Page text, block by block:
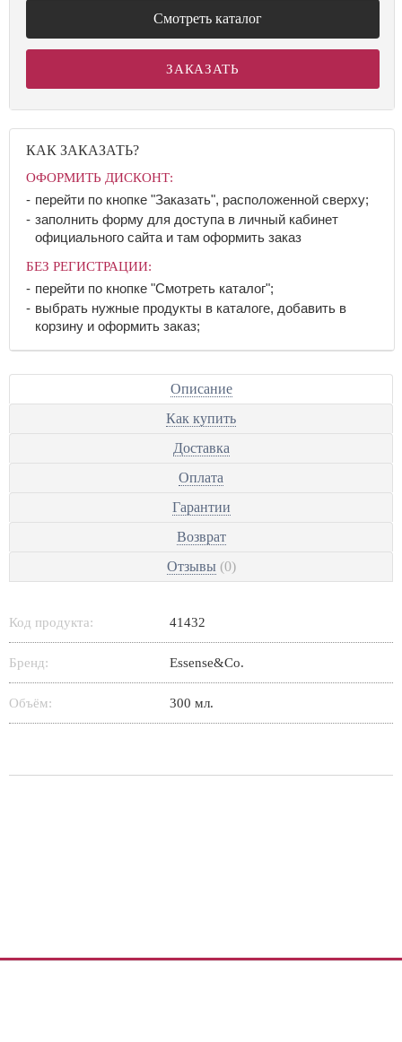
Смотреть каталог
ЗАКАЗАТЬ
КАК ЗАКАЗАТЬ?
ОФОРМИТЬ ДИСКОНТ:
перейти по кнопке "Заказать", расположенной сверху;
заполнить форму для доступа в личный кабинет
официального сайта и там оформить заказ
БЕЗ РЕГИСТРАЦИИ:
перейти по кнопке "Смотреть каталог";
выбрать нужные продукты в каталоге, добавить в
корзину и оформить заказ;
Описание
Как купить
Доставка
Оплата
Гарантии
Возврат
Отзывы (0)
Код продукта: 41432
Бренд: Essense&Co.
Объём: 300 мл.